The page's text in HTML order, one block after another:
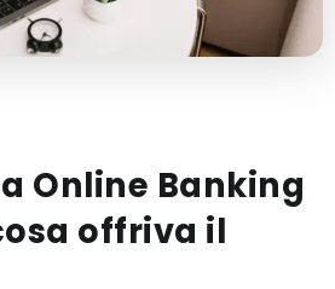
Online Banking
offriva il